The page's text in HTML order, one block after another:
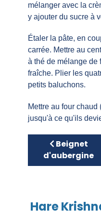
mélanger avec la
y ajouter du sucre à
Étaler la pâte, en
carrée. Mettre au
à thé de mélange de
fraîche. Plier les
petits baluchons.
Mettre au four chaud
jusqu'à ce qu'ils
Article
Beignet
d'aubergine
Hare